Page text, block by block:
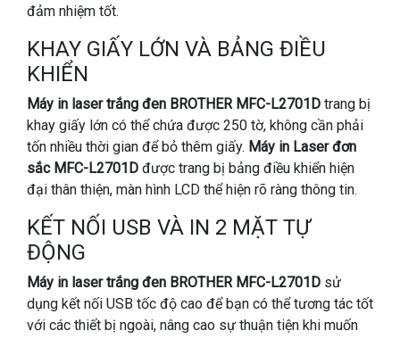
đảm nhiệm tốt.
KHAY GIẤY LỚN VÀ BẢNG ĐIỀU
KHIỂN
Máy in laser trắng đen BROTHER MFC-L2701D trang bị
khay giấy lớn có thể chứa được 250 tờ, không cần phải
tốn nhiều thời gian để bỏ thêm giấy. Máy in Laser đơn
sắc MFC-L2701D được trang bị bảng điều khiển hiện
đại thân thiện, màn hình LCD thể hiện rõ ràng thông tin.
KẾT NỐI USB VÀ IN 2 MẶT TỰ
ĐỘNG
Máy in laser trắng đen BROTHER MFC-L2701D sử
dụng kết nối USB tốc độ cao để bạn có thể tương tác tốt
với các thiết bị ngoài, nâng cao sự thuận tiện khi muốn